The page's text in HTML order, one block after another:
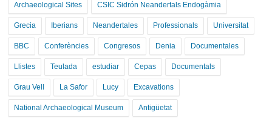
Archaeological Sites CSIC Sidrón Neandertals Endogàmia
Grecia Iberians Neandertales Professionals Universitat
BBC Conferències Congresos Denia Documentales
Llistes Teulada estudiar Cepas Documentals
Grau Vell La Safor Lucy Excavations
National Archaeological Museum Antigüetat